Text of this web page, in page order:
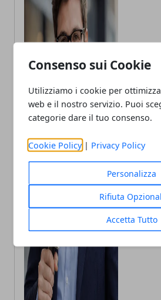
Consenso sui Cookie
Utilizziamo i cookie per
web e il nostro servizio. Puoi
categorie dare il tuo consenso.
Cookie Policy | Privacy Policy
Personalizza
Rifiuta
Accetta Tutto
Andrea
Autore di
tech porto in